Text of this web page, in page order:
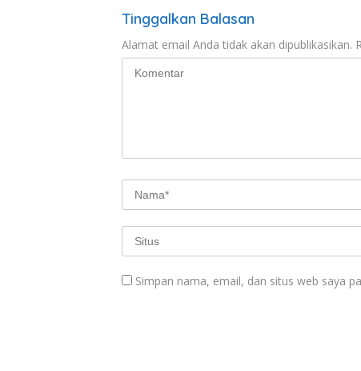
Tinggalkan Balasan
Alamat email Anda tidak akan dipublikasikan.
Simpan nama, email, dan situs web saya